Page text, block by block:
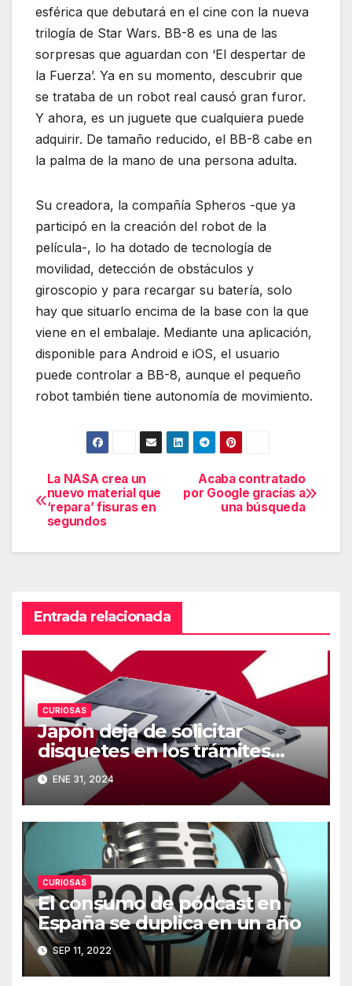
esférica que debutará en el cine con la nueva
trilogía de Star Wars. BB-8 es una de las
sorpresas que aguardan con ‘El despertar de
la Fuerza’. Ya en su momento, descubrir que
se trataba de un robot real causó gran furor.
Y ahora, es un juguete que cualquiera puede
adquirir. De tamaño reducido, el BB-8 cabe en
la palma de la mano de una persona adulta.
Su creadora, la compañía Spheros -que ya
participó en la creación del robot de la
película-, lo ha dotado de tecnología de
movilidad, detección de obstáculos y
giroscopio y para recargar su batería, solo
hay que situarlo encima de la base con la que
viene en el embalaje. Mediante una aplicación,
disponible para Android e iOS, el usuario
puede controlar a BB-8, aunque el pequeño
robot también tiene autonomía de movimiento.
Navegación
de
entradas
Acaba contratado
por Google gracias a
una búsqueda
La NASA crea un
nuevo material que
‘repara’ fisuras en
segundos
Entrada relacionada
CURIOSAS
Japón deja de solicitar
disquetes en los trámites
burocráticos
ENE 31, 2024
CURIOSAS
El consumo de pódcast en
España se duplica en un año
SEP 11, 2022